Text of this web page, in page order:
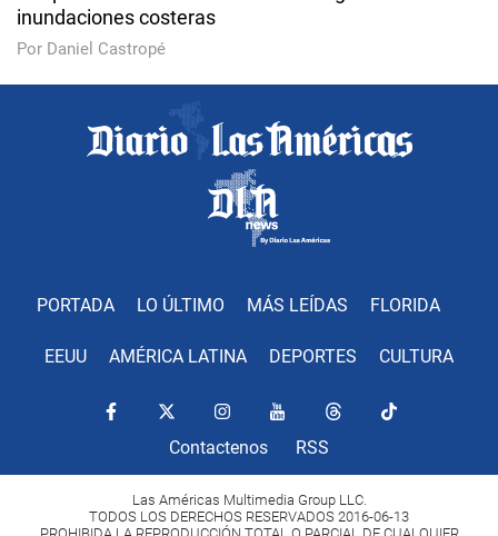
inundaciones costeras
Por Daniel Castropé
PORTADA LO ÚLTIMO MÁS LEÍDAS FLORIDA
EEUU AMÉRICA LATINA DEPORTES CULTURA
Contactenos RSS
Las Américas Multimedia Group LLC.
TODOS LOS DERECHOS RESERVADOS 2016-06-13